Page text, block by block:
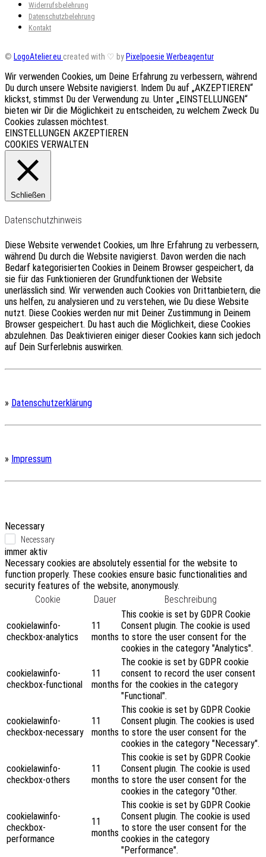
Widerrufsbelehrung
Datenschutzbelehrung
Kontakt
© LogoAtelier.eu created with ♡ by Pixelpoesie Werbeagentur
Wir verwenden Cookies, um Deine Erfahrung zu verbessern, während
Du durch unsere Website navigierst. Indem Du auf „AKZEPTIEREN“
klickst, stimmst Du der Verwendung zu. Unter „EINSTELLUNGEN“
bieten wir Dir die Möglichkeit zu entscheiden, zu welchem Zweck Du
Cookies zulassen möchtest.
EINSTELLUNGEN AKZEPTIEREN
COOKIES VERWALTEN
Schließen
Datenschutzhinweis
Diese Website verwendet Cookies, um Ihre Erfahrung zu verbessern,
während Du durch die Website navigierst. Davon werden die nach
Bedarf kategorisierten Cookies in Deinem Browser gespeichert, da
sie für das Funktionieren der Grundfunktionen der Website
unerlässlich sind. Wir verwenden auch Cookies von Drittanbietern, die
uns helfen, zu analysieren und zu verstehen, wie Du diese Website
nutzt. Diese Cookies werden nur mit Deiner Zustimmung in Deinem
Browser gespeichert. Du hast auch die Möglichkeit, diese Cookies
abzulehnen. Das Deaktivieren einiger dieser Cookies kann sich jedoch
auf Dein Surferlebnis auswirken.
» Datenschutzerklärung
» Impressum
Necessary
Necessary
immer aktiv
Necessary cookies are absolutely essential for the website to
function properly. These cookies ensure basic functionalities and
security features of the website, anonymously.
Cookie
Dauer Beschreibung
cookielawinfo-
checkbox-analytics
11
months
This cookie is set by GDPR Cookie
Consent plugin. The cookie is used
to store the user consent for the
cookies in the category "Analytics".
cookielawinfo-
checkbox-functional
11
months
The cookie is set by GDPR cookie
consent to record the user consent
for the cookies in the category
"Functional".
cookielawinfo-
checkbox-necessary
11
months
This cookie is set by GDPR Cookie
Consent plugin. The cookies is used
to store the user consent for the
cookies in the category "Necessary".
cookielawinfo-
checkbox-others
11
months
This cookie is set by GDPR Cookie
Consent plugin. The cookie is used
to store the user consent for the
cookies in the category "Other.
cookielawinfo-
checkbox-
performance
11
months
This cookie is set by GDPR Cookie
Consent plugin. The cookie is used
to store the user consent for the
cookies in the category
"Performance".